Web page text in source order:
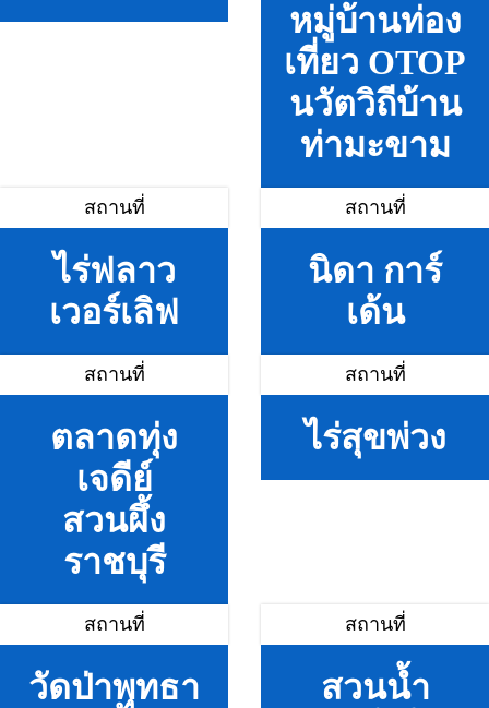
หมู่บ้านท่อง
เที่ยว OTOP
นวัตวิถีบ้าน
ท่ามะขาม
สถานที่
ไร่ฟลาว
เวอร์เลิฟ
สถานที่
นิดา การ์
เด้น
สถานที่
ตลาดทุ่ง
เจดีย์
สวนผึ้ง
ราชบุรี
สถานที่
ไร่สุขพ่วง
สถานที่
วัดป่าพุทธา
สถานที่
สวนน้ำ